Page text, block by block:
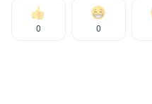
0 0